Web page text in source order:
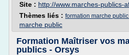
Site : http://www.marches-publics-
Thèmes liés : formation marche
marche public
Formation Maîtriser vos
publics - Orsys